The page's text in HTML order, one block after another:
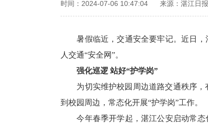
时间：2024-07-06 10:47:04 来源：湛江日报
暑假临近，交通安全要牢记。近日
人交通“安全网”。
强化巡逻 站好“护学岗”
为切实维护校园周边道路交通秩序
到校园周边，常态化开展“护学岗”工作。
今年春季开学起，湛江公安启动常